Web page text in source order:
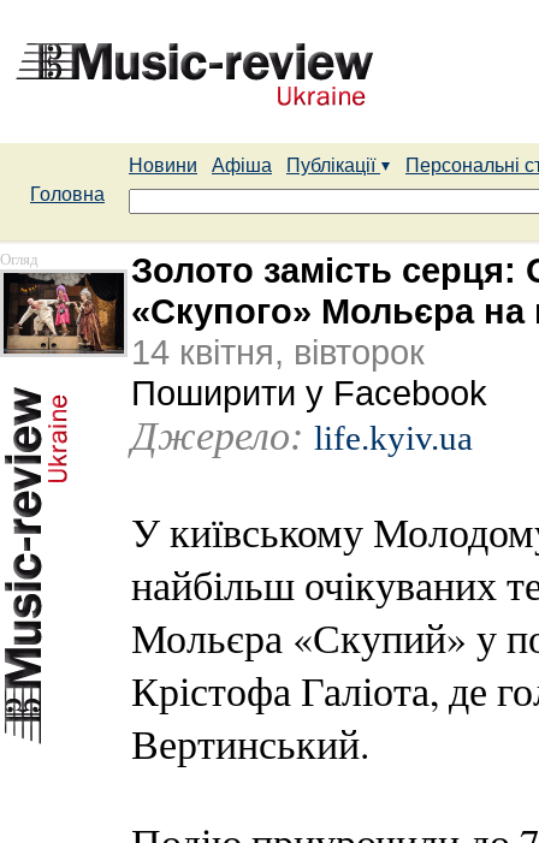
Новини Афіша Публікації
Персональні
Головна
Огляд
Золото замість
«Скупого» Мольєра на
14 квітня, вівторок
Поширити у Facebook
Джерело: life.kyiv.ua
У київському
найбільш очікуваних
Мольєра «Скупий» у
Крістофа Галіота, де
Вертинський.